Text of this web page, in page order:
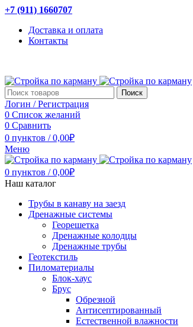
+7 (911) 1660707
Доставка и оплата
Контакты
Поиск
Логин / Регистрация
0 Список желаний
0 Сравнить
0 пунктов / 0,00₽
Меню
0 пунктов / 0,00₽
Наш каталог
Трубы в канаву на заезд
Дренажные системы
Георешетка
Дренажные колодцы
Дренажные трубы
Геотекстиль
Пиломатериалы
Блок-хаус
Брус
Обрезной
Антисептированный
Естественной влажности